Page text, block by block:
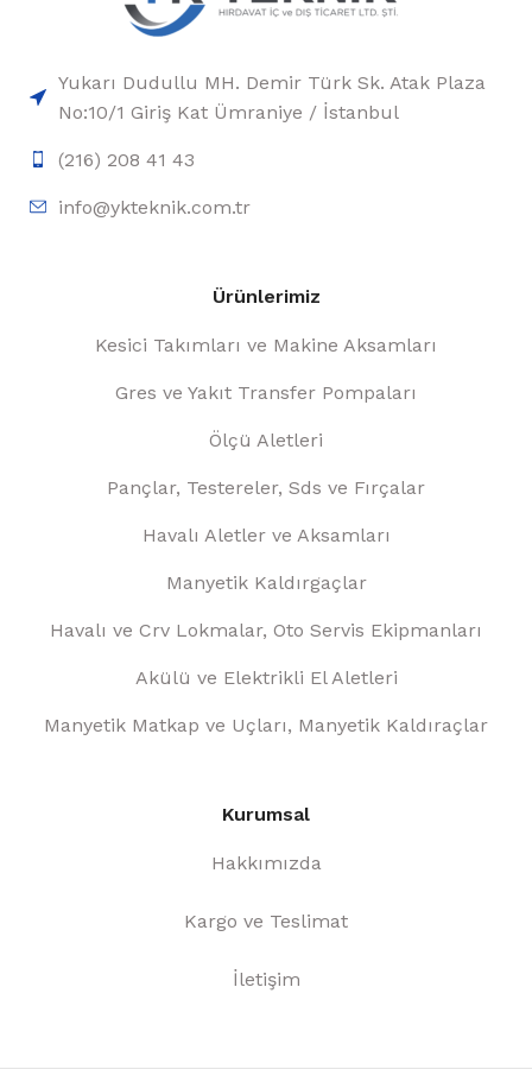
Yukarı Dudullu MH. Demir Türk Sk. Atak Plaza
No:10/1 Giriş Kat Ümraniye / İstanbul
(216) 208 41 43
info@ykteknik.com.tr
Ürünlerimiz
Kesici Takımları ve Makine Aksamları
Gres ve Yakıt Transfer Pompaları
Ölçü Aletleri
Pançlar, Testereler, Sds ve Fırçalar
Havalı Aletler ve Aksamları
Manyetik Kaldırgaçlar
Havalı ve Crv Lokmalar, Oto Servis Ekipmanları
Akülü ve Elektrikli El Aletleri
Manyetik Matkap ve Uçları, Manyetik Kaldıraçlar
Kurumsal
Hakkımızda
Kargo ve Teslimat
İletişim